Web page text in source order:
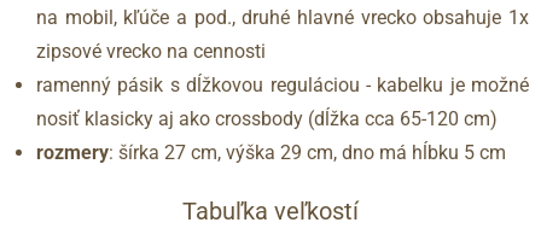
na mobil, kľúče a pod., druhé hlavné vrecko obsahuje 1x
zipsové vrecko na cennosti
ramenný pásik s dĺžkovou reguláciou - kabelku je možné
nosiť klasicky aj ako crossbody (dĺžka cca 65-120 cm)
rozmery: šírka 27 cm, výška 29 cm, dno má hĺbku 5 cm
Tabuľka veľkostí